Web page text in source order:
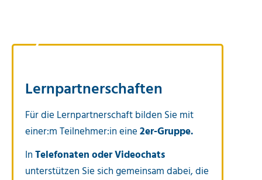
2
Lernpartnerschaften
Für die Lernpartnerschaft bilden Sie mit
einer:m Teilnehmer:in eine2er-Gruppe.
InTelefonaten oder Videochats
unterstützen Sie sich gemeinsam dabei, die